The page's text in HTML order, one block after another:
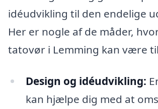
idéudvikling til den endelige
Her er nogle af de måder,
tatovør i Lemming kan være
Design og idéudvikling:
kan hjælpe dig med at